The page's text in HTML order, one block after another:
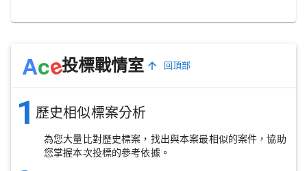
Ace投標戰情室 回頂部
1 歷史相似標案分析
為您大量比對歷史標案，找出與本案最相似的案件，協助
您掌握本次投標的參考依據。